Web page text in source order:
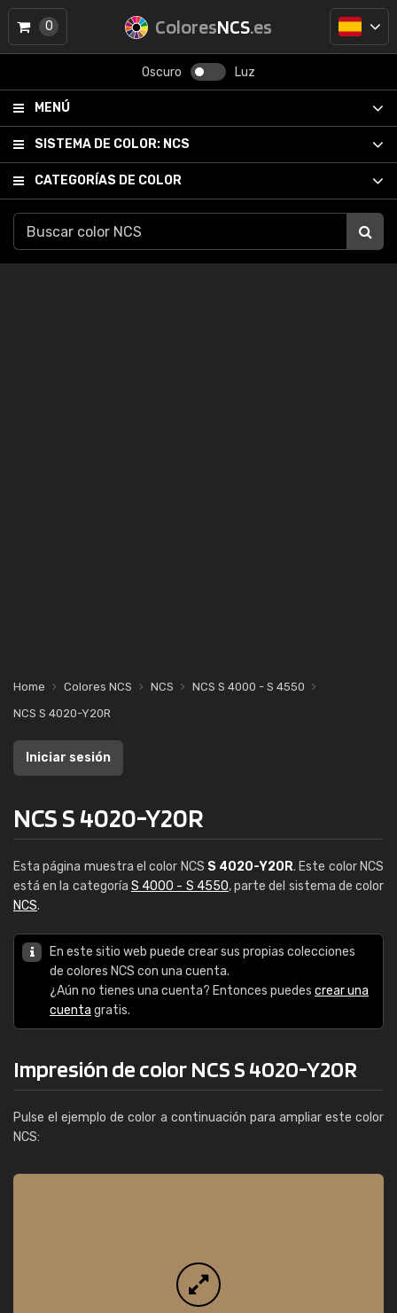
ColoresNCS.es
Oscuro Luz
MENÚ
SISTEMA DE COLOR: NCS
CATEGORÍAS DE COLOR
0
Home Colores NCS NCS
NCS S 4000 - S 4550
NCS S 4020-Y20R
Iniciar sesión
NCS S 4020-Y20R
Esta página muestra el color NCS S 4020-Y20R. Este color NCS
está en la categoría S 4000 - S 4550, parte del sistema de color
NCS.
En este sitio web puede crear sus propias colecciones
de colores NCS con una cuenta.
¿Aún no tienes una cuenta? Entonces puedes crear una
cuenta gratis.
Impresión de color NCS S 4020-Y20R
Pulse el ejemplo de color a continuación para ampliar este color
NCS: